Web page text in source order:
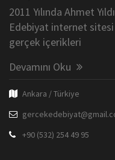
2011 Yılında Ahmet
Edebiyat internet
gerçek içerikleri
Devamını Oku
Ankara / Türkiye
+90 (532) 254 49 95